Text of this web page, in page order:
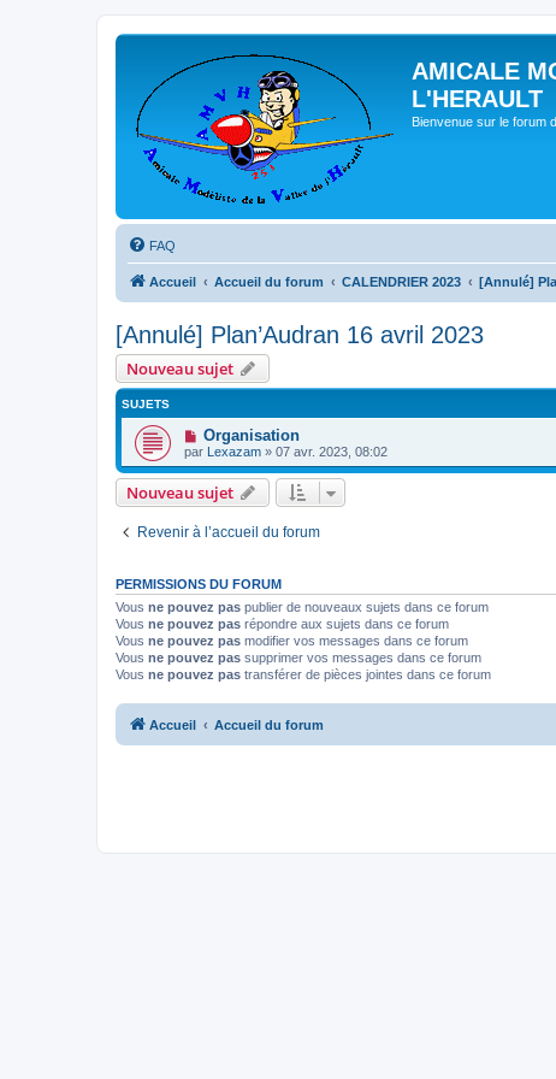
AMICALE
L'HERAULT
Bienvenue sur le forum
FAQ
Accueil Accueil du forum CALENDRIER 2023 [Annulé]
[Annulé] Plan’Audran 16 avril 2023
Nouveau sujet
SUJETS
Organisation
par Lexazam » 07 avr. 2023, 08:02
Nouveau sujet
Revenir à l’accueil du forum
PERMISSIONS DU FORUM
Vous ne pouvez pas publier de nouveaux sujets dans ce forum
Vous ne pouvez pas répondre aux sujets dans ce forum
Vous ne pouvez pas modifier vos messages dans ce forum
Vous ne pouvez pas supprimer vos messages dans ce forum
Vous ne pouvez pas transférer de pièces jointes dans ce forum
Accueil Accueil du forum